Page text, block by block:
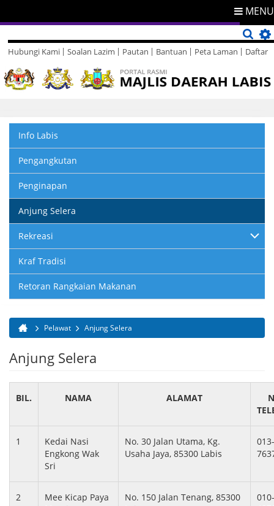
MENU
Hubungi Kami
Direktori
Maklum Balas
Soalan Lazim Pautan Bantuan Peta Laman Daftar
Info Labis
Pengangkutan
Penginapan
Anjung Selera
Rekreasi
Kraf Tradisi
Retoran Rangkaian Makanan
Anda di sini
Pelawat Anjung Selera
Anjung Selera
BIL. NAMA ALAMAT
1
Kedai Nasi
Engkong Wak
Sri
No. 30 Jalan Utama, Kg.
Usaha Jaya, 85300 Labis
013-
2
Mee Kicap Paya
No. 150 Jalan Tenang, 85300
010-